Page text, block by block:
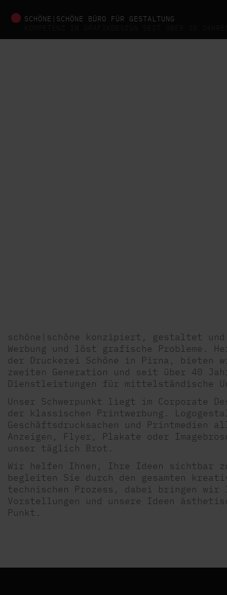
SCHÖNE|SCHÖNE
BÜRO FÜR GESTALTUNG
schöne|schöne konzipiert, gestaltet
Werbung und löst grafische Probleme.
der Druckerei Schöne in Pirna, bieten
zweiten Generation und seit über 40
Dienstleistungen für mittelständische
Unser Schwerpunkt liegt im Corporate
der klassischen Printwerbung.
Geschäftsdrucksachen und Printmedien
Anzeigen, Flyer, Plakate oder
unser täglich Brot.
Wir helfen Ihnen, Ihre Ideen sichtbar zu
begleiten Sie durch den gesamten
technischen Prozess, dabei bringen wir
Vorstellungen und unsere Ideen
Punkt.